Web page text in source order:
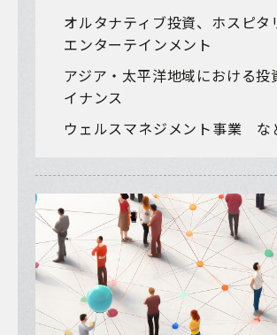
オルタナティブ投資、ホスピタ
エンターテインメント
アジア・太平洋地域における投
イナンス
ウェルスマネジメント事業 な